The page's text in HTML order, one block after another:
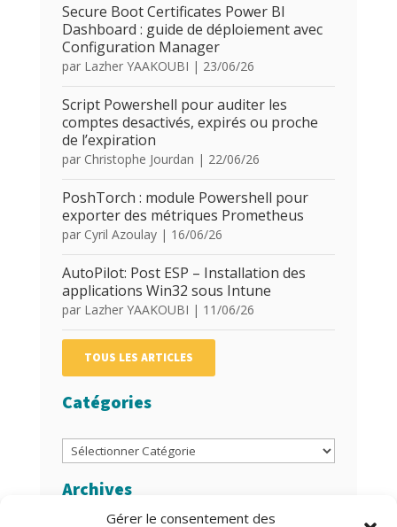
Gérer le consentement des
Secure Boot Certificates Power BI
Dashboard : guide de déploiement avec
Configuration Manager
par Lazher YAAKOUBI | 23/06/26
Script Powershell pour auditer les
comptes desactivés, expirés ou proche
de l’expiration
par Christophe Jourdan | 22/06/26
PoshTorch : module Powershell pour
exporter des métriques Prometheus
par Cyril Azoulay| 16/06/26
AutoPilot: Post ESP – Installation des
applications Win32 sous Intune
par Lazher YAAKOUBI | 11/06/26
TOUS LES ARTICLES
Catégories
Catégories
Archives